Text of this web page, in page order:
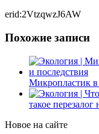
erid:2VtzqwzJ6AW
Похожие записи
Микропластик в
такое
Новое на сайте